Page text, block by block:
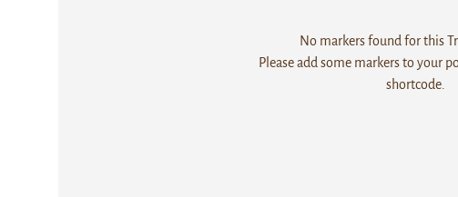
No markers found for this
Please add some markers to your
shortcode.